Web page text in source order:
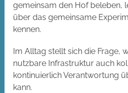
gemeinsam den Hof beleben,
über das gemeinsame
kennen.
Im Alltag stellt sich die Frage,
nutzbare Infrastruktur auch
kontinuierlich Verantwortung
kann.